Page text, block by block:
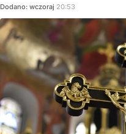
Dodano: wczoraj 20:53